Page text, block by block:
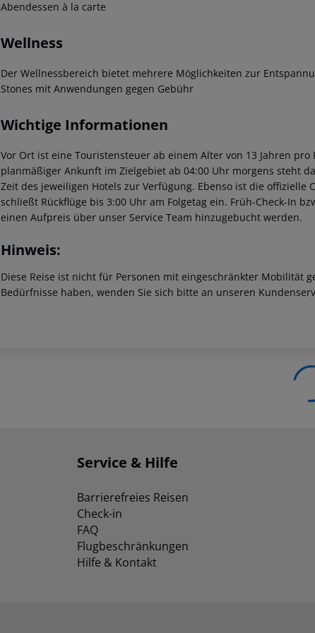
Abendessen à la carte
Wellness
Der Wellnessbereich bietet mehrere Möglichkeiten zur
Stones mit Anwendungen gegen Gebühr
Wichtige Informationen
Vor Ort ist eine Touristensteuer ab einem Alter von 13 Jahren pro
planmäßiger Ankunft im Zielgebiet ab 04:00 Uhr morgens steht
Zeit des jeweiligen Hotels zur Verfügung. Ebenso ist die offizielle
schließt Rückflüge bis 3:00 Uhr am Folgetag ein. Früh-Check-In
einen Aufpreis über unser Service Team hinzugebucht werden.
Hinweis:
Diese Reise ist nicht für Personen mit eingeschränkter Mobilität
Bedürfnisse haben, wenden Sie sich bitte an unseren
Service & Hilfe
Barrierefreies Reisen
Check-in
FAQ
Flugbeschränkungen
Hilfe & Kontakt